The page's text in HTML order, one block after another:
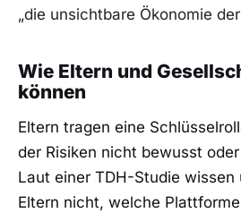
„die unsichtbare Ökonomie
Wie Eltern und
können
Eltern tragen eine
der Risiken nicht bewusst
Laut einer TDH-Studie
Eltern nicht, welche